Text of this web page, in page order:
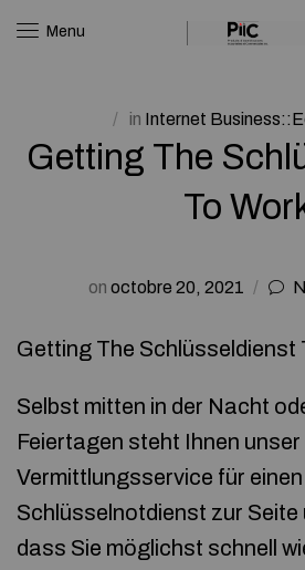
Menu
in Internet
Getting The
To
on octobre 20, 2021
Getting The Schlüsseldienst
Selbst mitten in der Nacht
Feiertagen steht Ihnen unser
Vermittlungsservice für
Schlüsselnotdienst zur Seite
dass Sie möglichst schnell